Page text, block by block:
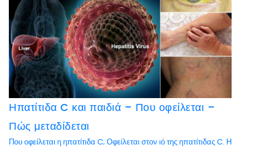
Ηπατίτιδα C και παιδιά – Που οφείλεται –
Πώς μεταδίδεται
Που οφείλεται η ηπατίτιδα C; Οφείλεται στον ιό της ηπατίτιδας C. Η